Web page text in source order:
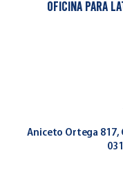
Oficina para
Aniceto Ortega 817,